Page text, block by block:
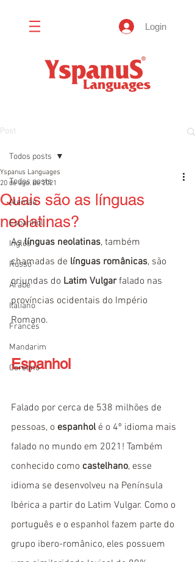
Login
Post
Todos posts
Alemão
Espanhol
Inglês
Russo
Árabe
Italiano
Francês
Mandarim
Coreano
Todos posts
Quais são as línguas
neolatinas?
Yspanus Languages
20 de ago. de 2021
As línguas neolatinas, também
chamadas de línguas românicas, são
oriundas do Latim Vulgar falado nas
províncias ocidentais do Império
Romano.
Espanhol
Falado por cerca de 538 milhões de
pessoas, o espanhol é o 4º idioma mais
falado no mundo em 2021! Também
conhecido como castelhano, esse
idioma se desenvolveu na Península
Ibérica a partir do Latim Vulgar. Como o
português e o espanhol fazem parte do
grupo ibero-românico, eles possuem